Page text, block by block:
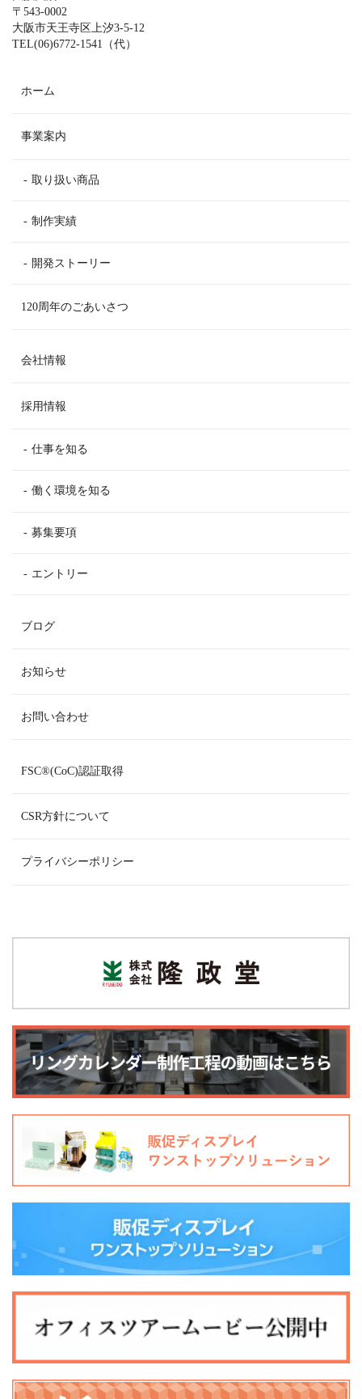
〒543-0002
大阪市天王寺区上汐3-5-12
TEL(06)6772-1541（代）
ホーム
事業案内
取り扱い商品
制作実績
開発ストーリー
120周年のごあいさつ
会社情報
採用情報
仕事を知る
働く環境を知る
募集要項
エントリー
ブログ
お知らせ
お問い合わせ
FSC®(CoC)認証取得
CSR方針について
プライバシーポリシー